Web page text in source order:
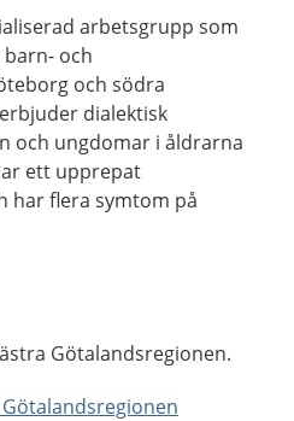
arbetsgrupp som
och
och södra
dialektisk
och ungdomar i åldrarna
ett upprepat
har flera symtom på
Götalandsregionen.